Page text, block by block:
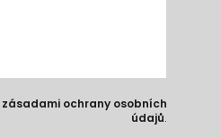
zásadami ochrany osobních
údajů.